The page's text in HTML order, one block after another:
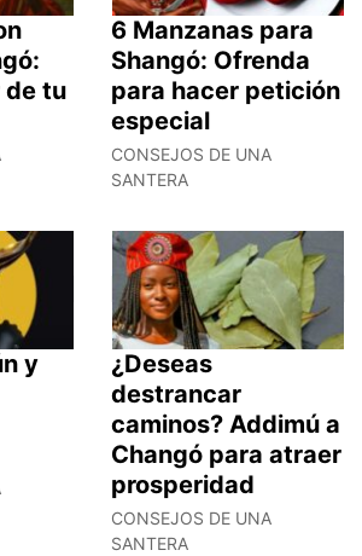
de tu
6 Manzanas para
Shangó: Ofrenda
para hacer petición
especial
CONSEJOS DE UNA
SANTERA
y
¿Deseas
destrancar
caminos? Addimú a
Changó para atraer
prosperidad
CONSEJOS DE UNA
SANTERA